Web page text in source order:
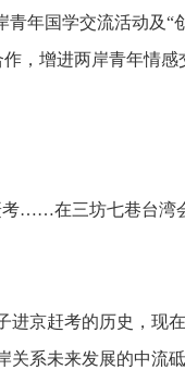
青年国学交流活动及
，增进两岸青年情感
……在三坊七巷台
进京赶考的历史，现
关系未来发展的中流